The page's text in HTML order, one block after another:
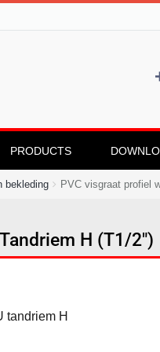
PRODUCTS
bekleding PVC visgraat profiel
H (T1/2")